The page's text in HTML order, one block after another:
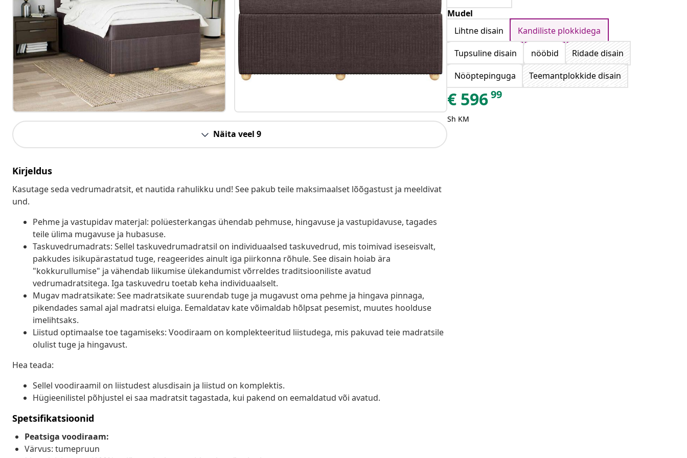
Näita veel 9
Kirjeldus
Kasutage seda vedrumadratsit, et nautida rahulikku und! See pakub teile maksimaalset lõõgastust ja meeldivat
und.
Pehme ja vastupidav materjal: polüesterkangas ühendab pehmuse, hingavuse ja vastupidavuse, tagades
teile ülima mugavuse ja hubasuse.
Taskuvedrumadrats: Sellel taskuvedrumadratsil on individuaalsed taskuvedrud, mis toimivad iseseisvalt,
pakkudes isikupärastatud tuge, reageerides ainult iga piirkonna rõhule. See disain hoiab ära
"kokkurullumise" ja vähendab liikumise ülekandumist võrreldes traditsiooniliste avatud
vedrumadratsitega. Iga taskuvedru toetab keha individuaalselt.
Mugav madratsikate: See madratsikate suurendab tuge ja mugavust oma pehme ja hingava pinnaga,
pikendades samal ajal madratsi eluiga. Eemaldatav kate võimaldab hõlpsat pesemist, muutes hoolduse
imelihtsaks.
Liistud optimaalse toe tagamiseks: Voodiraam on komplekteeritud liistudega, mis pakuvad teie madratsile
olulist tuge ja hingavust.
Hea teada:
Sellel voodiraamil on liistudest alusdisain ja liistud on komplektis.
Hügieenilistel põhjustel ei saa madratsit tagastada, kui pakend on eemaldatud või avatud.
Spetsifikatsioonid
Peatsiga voodiraam:
Värvus: tumepruun
Mudel
Lihtne disain
Kandiliste plokkidega
Tupsuline disain
nööbid
Ridade disain
Nööptepinguga
Teemantplokkide disain
€ 59699
Sh KM